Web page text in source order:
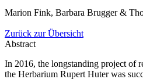
Marion Fink, Barbara Brugger &
Zurück zur Übersicht
Abstract
In 2016, the longstanding project of
the Herbarium Rupert Huter was